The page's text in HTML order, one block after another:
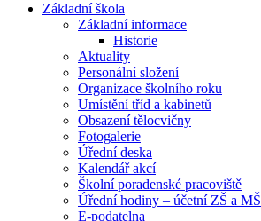
Základní škola
Základní informace
Historie
Aktuality
Personální složení
Organizace školního roku
Umístění tříd a kabinetů
Obsazení tělocvičny
Fotogalerie
Úřední deska
Kalendář akcí
Školní poradenské pracoviště
Úřední hodiny – účetní ZŠ a MŠ
E-podatelna